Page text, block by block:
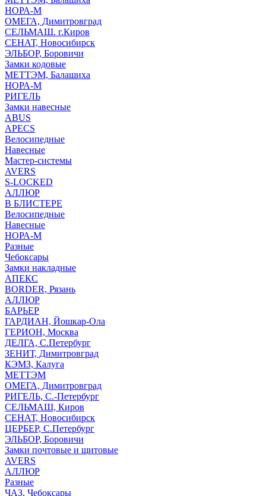
НОРА-М
ОМЕГА, Димитровград
СЕЛЬМАШ. г.Киров
СЕНАТ, Новосибирск
ЭЛЬБОР, Боровичи
Замки кодовые
МЕТТЭМ, Балашиха
НОРА-М
РИГЕЛЬ
Замки навесные
ABUS
APECS
Велосипедные
Навесные
Мастер-системы
AVERS
S-LOCKED
АЛЛЮР
В БЛИСТЕРЕ
Велосипедные
Навесные
НОРА-М
Разные
Чебоксары
Замки накладные
АПЕКС
BORDER, Рязань
АЛЛЮР
БАРЬЕР
ГАРДИАН, Йошкар-Ола
ГЕРИОН, Москва
ДЕЛГА, С.Петербург
ЗЕНИТ, Димитровград
КЭМЗ, Калуга
МЕТТЭМ
ОМЕГА, Димитровград
РИГЕЛЬ, С.-Петербург
СЕЛЬМАШ, Киров
СЕНАТ, Новосибирск
ЦЕРБЕР, С.Петербург
ЭЛЬБОР, Боровичи
Замки почтовые и щитовые
AVERS
АЛЛЮР
Разные
ЧАЗ, Чебоксары